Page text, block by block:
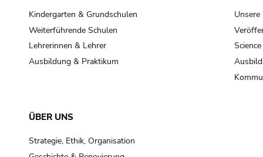
Kindergarten & Grundschulen
Weiterführende Schulen
Lehrerinnen & Lehrer
Ausbildung & Praktikum
ÜBER UNS
Strategie, Ethik, Organisation